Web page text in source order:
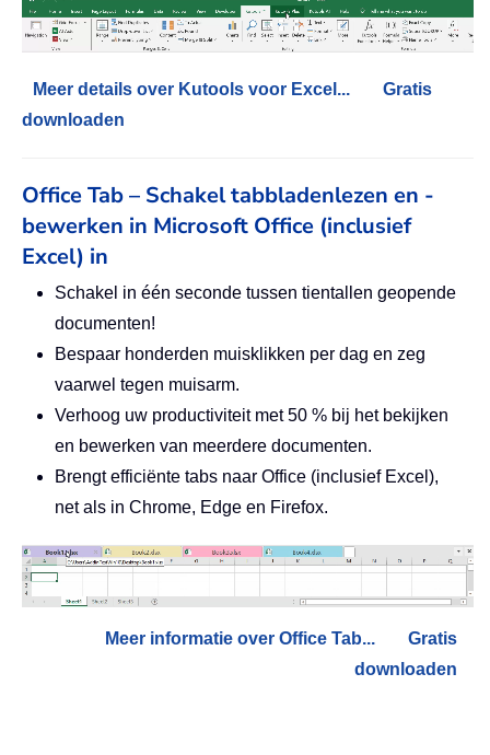
Meer details over Kutools voor Excel...
Gratis
downloaden
Office Tab – Schakel tabbladenlezen en -
bewerken in Microsoft Office (inclusief
Excel) in
Schakel in één seconde tussen tientallen geopende
documenten!
Bespaar honderden muisklikken per dag en zeg
vaarwel tegen muisarm.
Verhoog uw productiviteit met 50 % bij het bekijken
en bewerken van meerdere documenten.
Brengt efficiënte tabs naar Office (inclusief Excel),
net als in Chrome, Edge en Firefox.
Meer informatie over Office Tab...
Gratis
downloaden